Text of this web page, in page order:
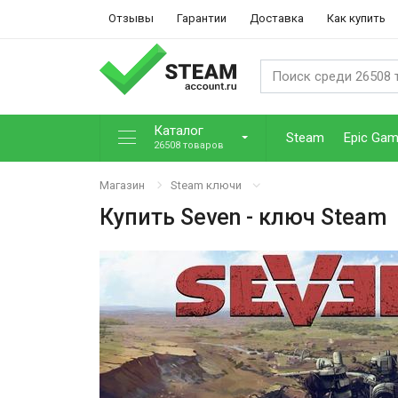
Отзывы Гарантии Доставка Как купить
Каталог
26508 товаров Steam Epic
Магазин Steam ключи
Купить Seven - ключ Steam